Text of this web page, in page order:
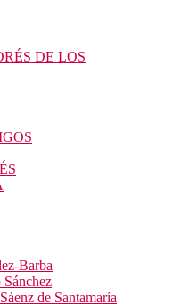
DE LOS
Barba
de Santamaría